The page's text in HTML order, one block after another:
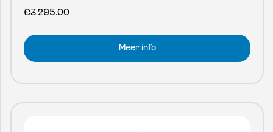
€3 295.00
Meer info